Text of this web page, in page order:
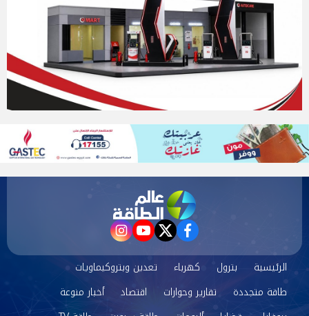
facebook
twitter
youtube
instagram
الرئيسية بترول كهرباء
تعدين وبتروكيماويات
طاقة متجددة
تقارير وحوارات اقتصاد
أخبار منوعة